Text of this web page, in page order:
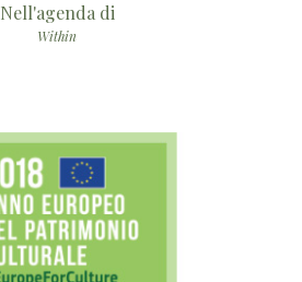
Nell'agenda di
Within